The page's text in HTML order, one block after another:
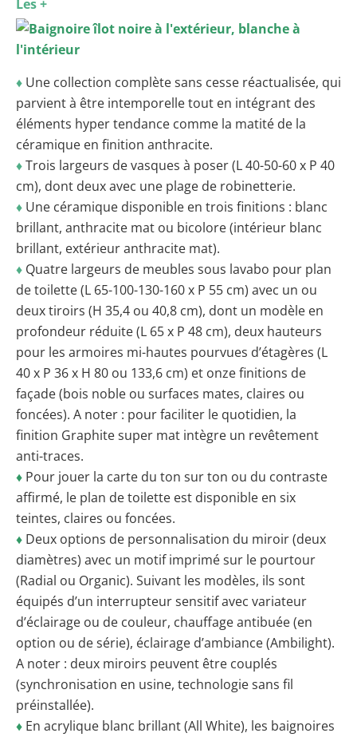
Les +
♦ Une collection complète sans cesse réactualisée, qui
parvient à être intemporelle tout en intégrant des
éléments hyper tendance comme la matité de la
céramique en finition anthracite.
♦Trois largeurs de vasques à poser (L 40-50-60 x P 40
cm), dont deux avec une plage de robinetterie.
♦ Une céramique disponible en trois finitions : blanc
brillant, anthracite mat ou bicolore (intérieur blanc
brillant, extérieur anthracite mat).
♦ Quatre largeurs de meubles sous lavabo pour plan
de toilette (L 65-100-130-160 x P 55 cm) avec un ou
deux tiroirs (H 35,4 ou 40,8 cm), dont un modèle en
profondeur réduite (L 65 x P 48 cm), deux hauteurs
pour les armoires mi-hautes pourvues d’étagères (L
40 x P 36 x H 80 ou 133,6 cm) et onze finitions de
façade (bois noble ou surfaces mates, claires ou
foncées). A noter : pour faciliter le quotidien, la
finition Graphite super mat intègre un revêtement
anti-traces.
♦ Pour jouer la carte du ton sur ton ou du contraste
affirmé, le plan de toilette est disponible en six
teintes, claires ou foncées.
♦ Deux options de personnalisation du miroir (deux
diamètres) avec un motif imprimé sur le pourtour
(Radial ou Organic). Suivant les modèles, ils sont
équipés d’un interrupteur sensitif avec variateur
d’éclairage ou de couleur, chauffage antibuée (en
option ou de série), éclairage d’ambiance (Ambilight).
A noter : deux miroirs peuvent être couplés
(synchronisation en usine, technologie sans fil
préinstallée).
♦ En acrylique blanc brillant (All White), les baignoires